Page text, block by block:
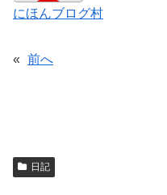
にほんブログ村
« 前へ
日記